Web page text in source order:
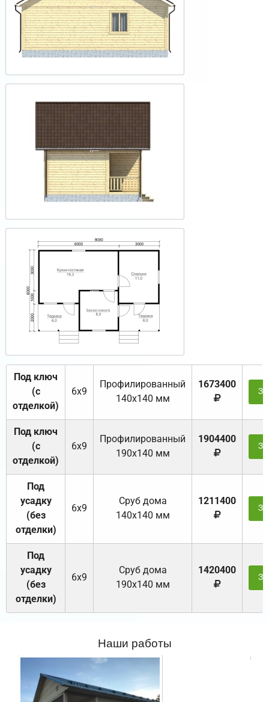
Под ключ
(с
отделкой)
6х9
Профилированный
140х140 мм
1673400
Под ключ
(с
отделкой)
6х9
Профилированный
190х140 мм
1904400
Под
усадку
(без
отделки)
6х9
Cруб дома
140х140 мм
1211400
Под
усадку
(без
отделки)
6х9
Cруб дома
190х140 мм
1420400
Наши работы